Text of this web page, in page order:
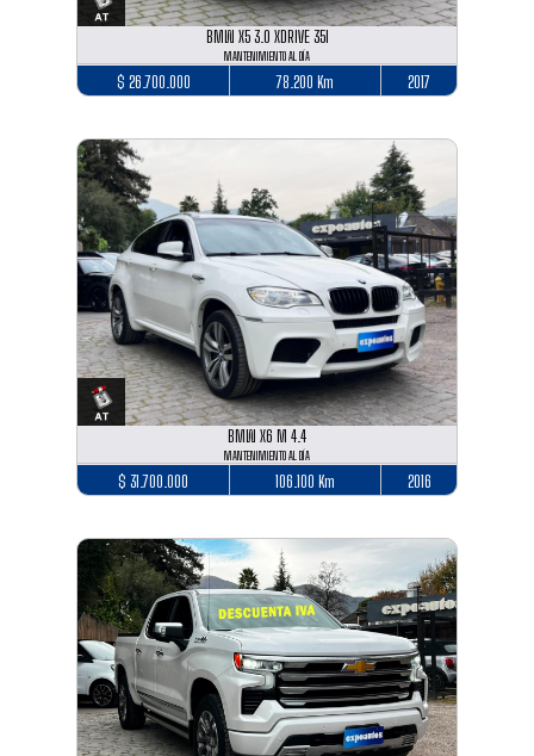
BMW X5 3.0 XDRIVE 35I
MANTENIMIENTO AL DÍA
$ 26.700.000 78.200 Km 2017
BMW X6 M 4.4
MANTENIMIENTO AL DÍA
$ 31.700.000 106.100 Km 2016